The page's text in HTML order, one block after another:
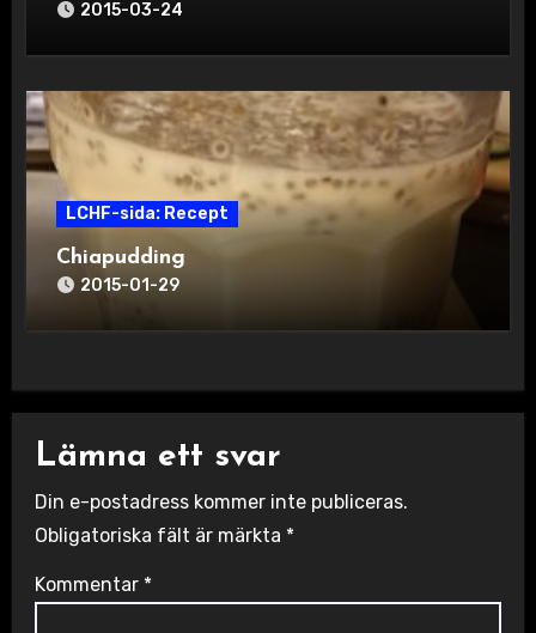
2015-03-24
LCHF-sida: Recept
Chiapudding
2015-01-29
Lämna ett svar
Din e-postadress kommer inte publiceras.
Obligatoriska fält är märkta *
Kommentar *